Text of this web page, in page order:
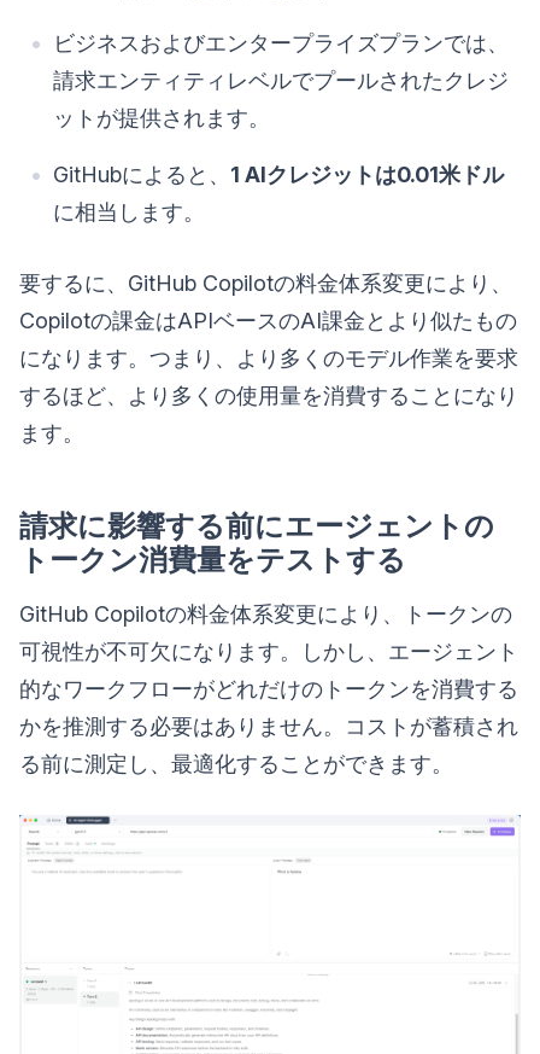
ビジネスおよびエンタープライズプランでは、
請求エンティティレベルでプールされたクレジ
ットが提供されます。
GitHubによると、 1 AIクレジットは0.01米ドル
に相当します。
要するに、GitHub Copilotの料金体系変更により、
Copilotの課金はAPIベースのAI課金とより似たもの
になります。つまり、より多くのモデル作業を要求
するほど、より多くの使用量を消費することになり
ます。
請求に影響する前にエージェントの
トークン消費量をテストする
GitHub Copilotの料金体系変更により、トークンの
可視性が不可欠になります。しかし、エージェント
的なワークフローがどれだけのトークンを消費する
かを推測する必要はありません。コストが蓄積され
る前に測定し、最適化することができます。